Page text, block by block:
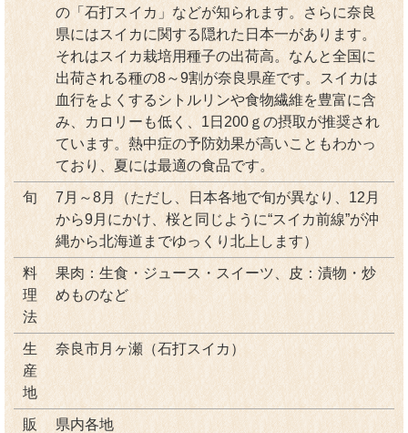
の「石打スイカ」などが知られます。さらに奈良
県にはスイカに関する隠れた日本一があります。
それはスイカ栽培用種子の出荷高。なんと全国に
出荷される種の8～9割が奈良県産です。スイカは
血行をよくするシトルリンや食物繊維を豊富に含
み、カロリーも低く、1日200ｇの摂取が推奨され
ています。熱中症の予防効果が高いこともわかっ
ており、夏には最適の食品です。
旬
7月～8月（ただし、日本各地で旬が異なり、12月
から9月にかけ、桜と同じように“スイカ前線”が沖
縄から北海道までゆっくり北上します）
料
理
法
果肉：生食・ジュース・スイーツ、皮：漬物・炒
めものなど
生
産
地
奈良市月ヶ瀬（石打スイカ）
販
県内各地